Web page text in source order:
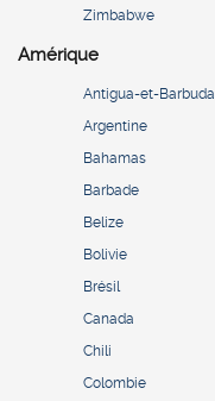
Zimbabwe
Amérique
Antigua-et-Barbuda
Argentine
Bahamas
Barbade
Belize
Bolivie
Brésil
Canada
Chili
Colombie